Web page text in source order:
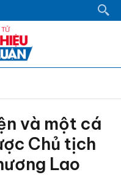
và một cá
Chủ tịch
Lao